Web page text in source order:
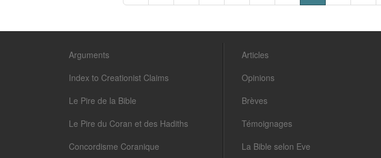
Arguments
Index to Creationist Claims
Le Pire de la Bible
Le Pire du Coran et des Hadiths
Concordisme Coranique
Articles
Opinions
Brèves
Témoignages
La Bible selon Eve